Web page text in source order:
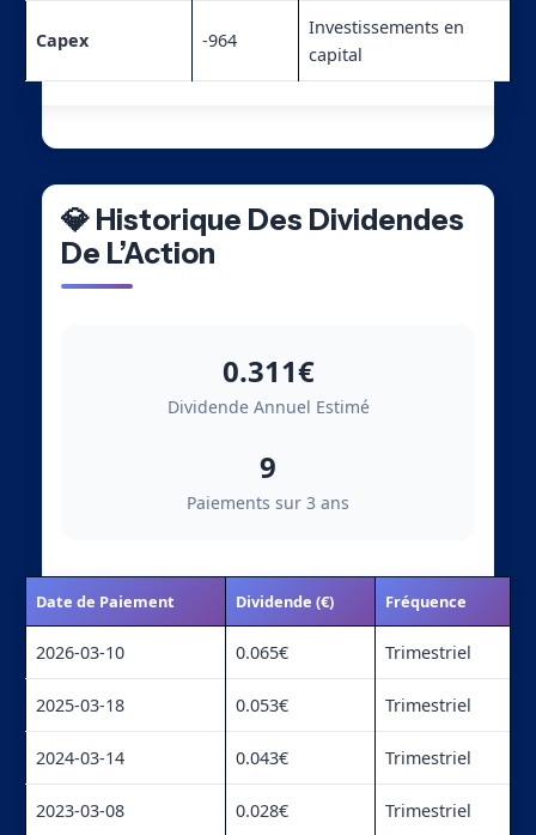
Capex -964
Investissements en
capital
💎 Historique Des Dividendes
De L’Action
0.311€
Dividende Annuel Estimé
9
Paiements sur 3 ans
Date de Paiement Dividende (€) Fréquence
2026-03-10 0.065€ Trimestriel
2025-03-18 0.053€ Trimestriel
2024-03-14 0.043€ Trimestriel
2023-03-08 0.028€ Trimestriel